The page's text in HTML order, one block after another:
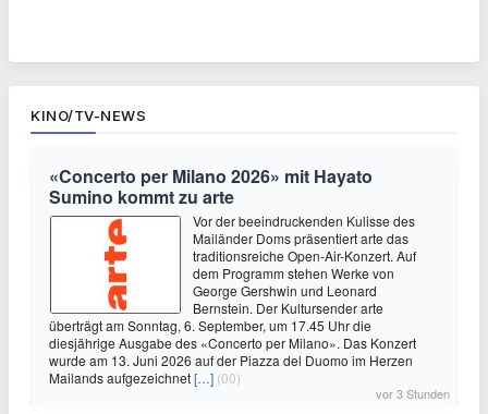
KINO/TV-NEWS
«Concerto per Milano 2026» mit Hayato
Sumino kommt zu arte
Vor der beeindruckenden Kulisse des
Mailänder Doms präsentiert arte das
traditionsreiche Open-Air-Konzert. Auf
dem Programm stehen Werke von
George Gershwin und Leonard
Bernstein. Der Kultursender arte
überträgt am Sonntag, 6. September, um 17.45 Uhr die
diesjährige Ausgabe des «Concerto per Milano». Das Konzert
wurde am 13. Juni 2026 auf der Piazza del Duomo im Herzen
Mailands aufgezeichnet[…] (00)
vor 3 Stunden